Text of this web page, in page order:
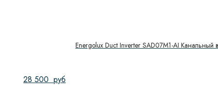
Energolux Duct Inverter SAD07M1-AI Канальный
28 500 руб